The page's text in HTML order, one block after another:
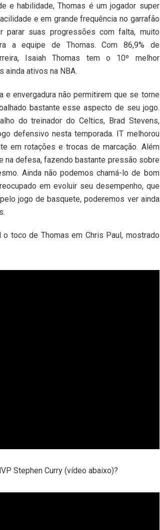
e habilidade, Thomas é um jogador super
e em grande frequência no garrafão
parar suas progressões com falta, muito
a equipe de Thomas. Com 86,9% de
Isaiah Thomas tem o 10º melhor
ainda ativos na NBA.
e envergadura não permitirem que se torne
bastante esse aspecto de seu jogo.
do treinador do Celtics, Brad Stevens,
defensivo nesta temporada. IT melhorou
em rotações e trocas de marcação. Além
na defesa, fazendo bastante pressão sobre
Ainda não podemos chamá-lo de bom
em evoluir seu desempenho, que
jogo de basquete, poderemos ver ainda
toco de Thomas em Chris Paul, mostrado
Stephen Curry (vídeo abaixo)?